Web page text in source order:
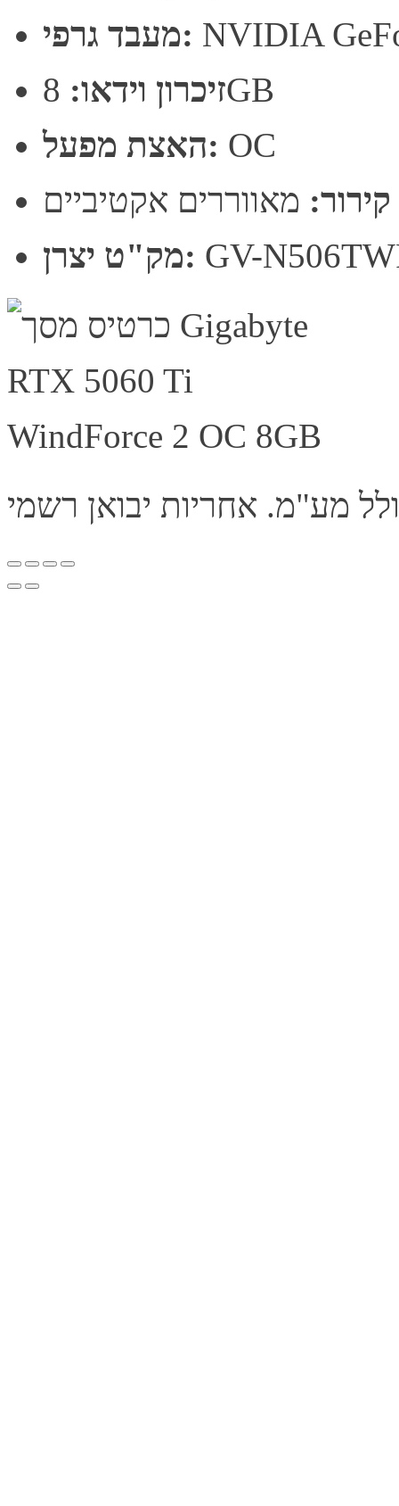
מעבד גרפי: NVIDIA
זיכרון וידאו:8GB
האצת מפעל: OC
קירור: מאווררים אקטיביים
מק"ט יצרן: GV-